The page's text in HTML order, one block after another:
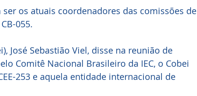
os atuais coordenadores das comissões de
055.
José Sebastião Viel, disse na reunião de
Comitê Nacional Brasileiro da IEC, o Cobei
253 e aquela entidade internacional de